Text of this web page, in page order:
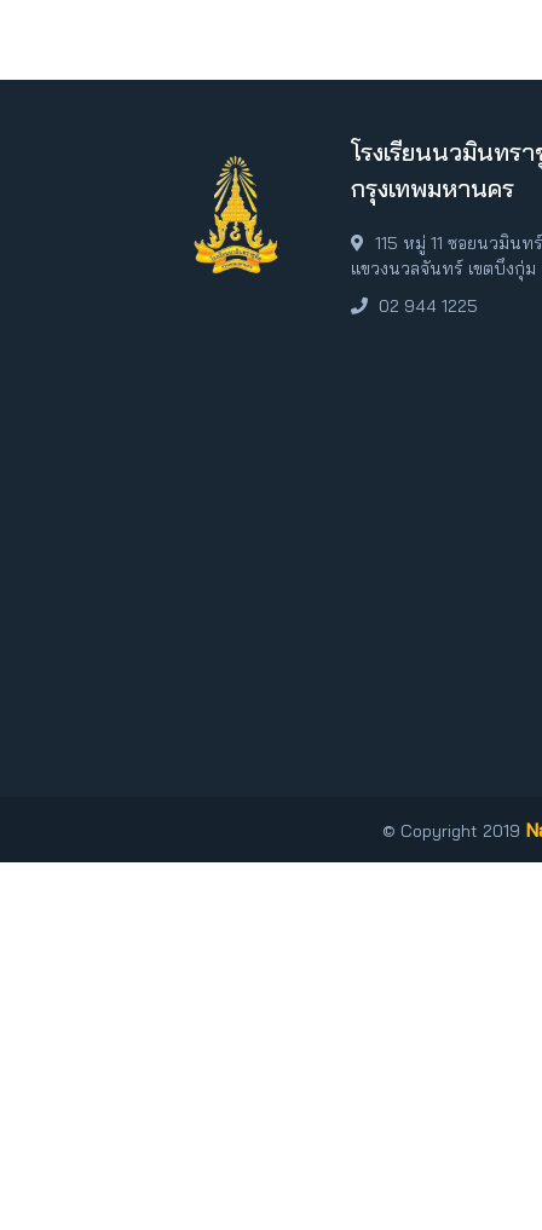
โรงเรียนนวมินทร
กรุงเทพมหานคร
115 หมู่ 11 ซอยนวมิน
แขวงนวลจันทร์ เขตบึงกุ่
02 944 1225
© Copyright 2019